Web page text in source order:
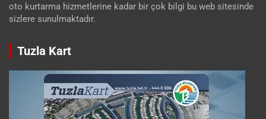
oto kurtarma hizmetlerine kadar bir çok bilgi bu web sitesinde
sizlere sunulmaktadır.
Tuzla Kart